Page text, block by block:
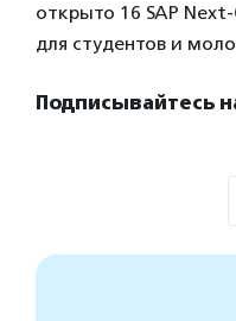
открыто 16 SAP
для студентов и
Подписывайтесь